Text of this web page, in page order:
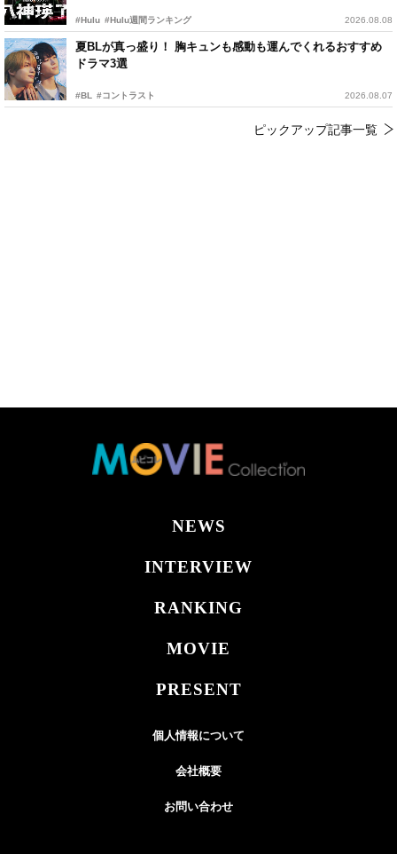
#Hulu #Hulu週間ランキング 2026.08.08
夏BLが真っ盛り！ 胸キュンも感動も運んでくれるおすすめ
ドラマ3選
#BL #コントラスト 2026.08.07
ピックアップ記事一覧
NEWS
INTERVIEW
RANKING
MOVIE
PRESENT
個人情報について
会社概要
お問い合わせ